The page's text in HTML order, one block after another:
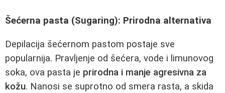
Šećerna pasta (Sugaring): Prirodna alternativa
Depilacija šećernom pastom postaje sve
popularnija. Pravljenje od šećera, vode i limunovog
soka, ova pasta je prirodna i manje agresivna za
kožu. Nanosi se suprotno od smera rasta, a skida